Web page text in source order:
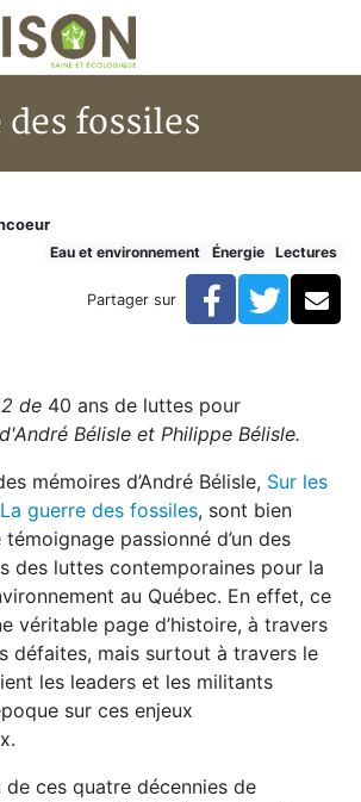
fossiles
fossiles
Eau et environnement
Énergie Lectures
Partager sur Facebook
de 40 ans de luttes pour
Bélisle et Philippe Bélisle.
mémoires d’André Bélisle, Sur les
La guerre des fossiles, sont bien
passionné d’un des
des luttes contemporaines pour la
au Québec. En effet, ce
véritable page d’histoire, à travers
défaites, mais surtout à travers le
les leaders et les militants
sur ces enjeux
ces quatre décennies de